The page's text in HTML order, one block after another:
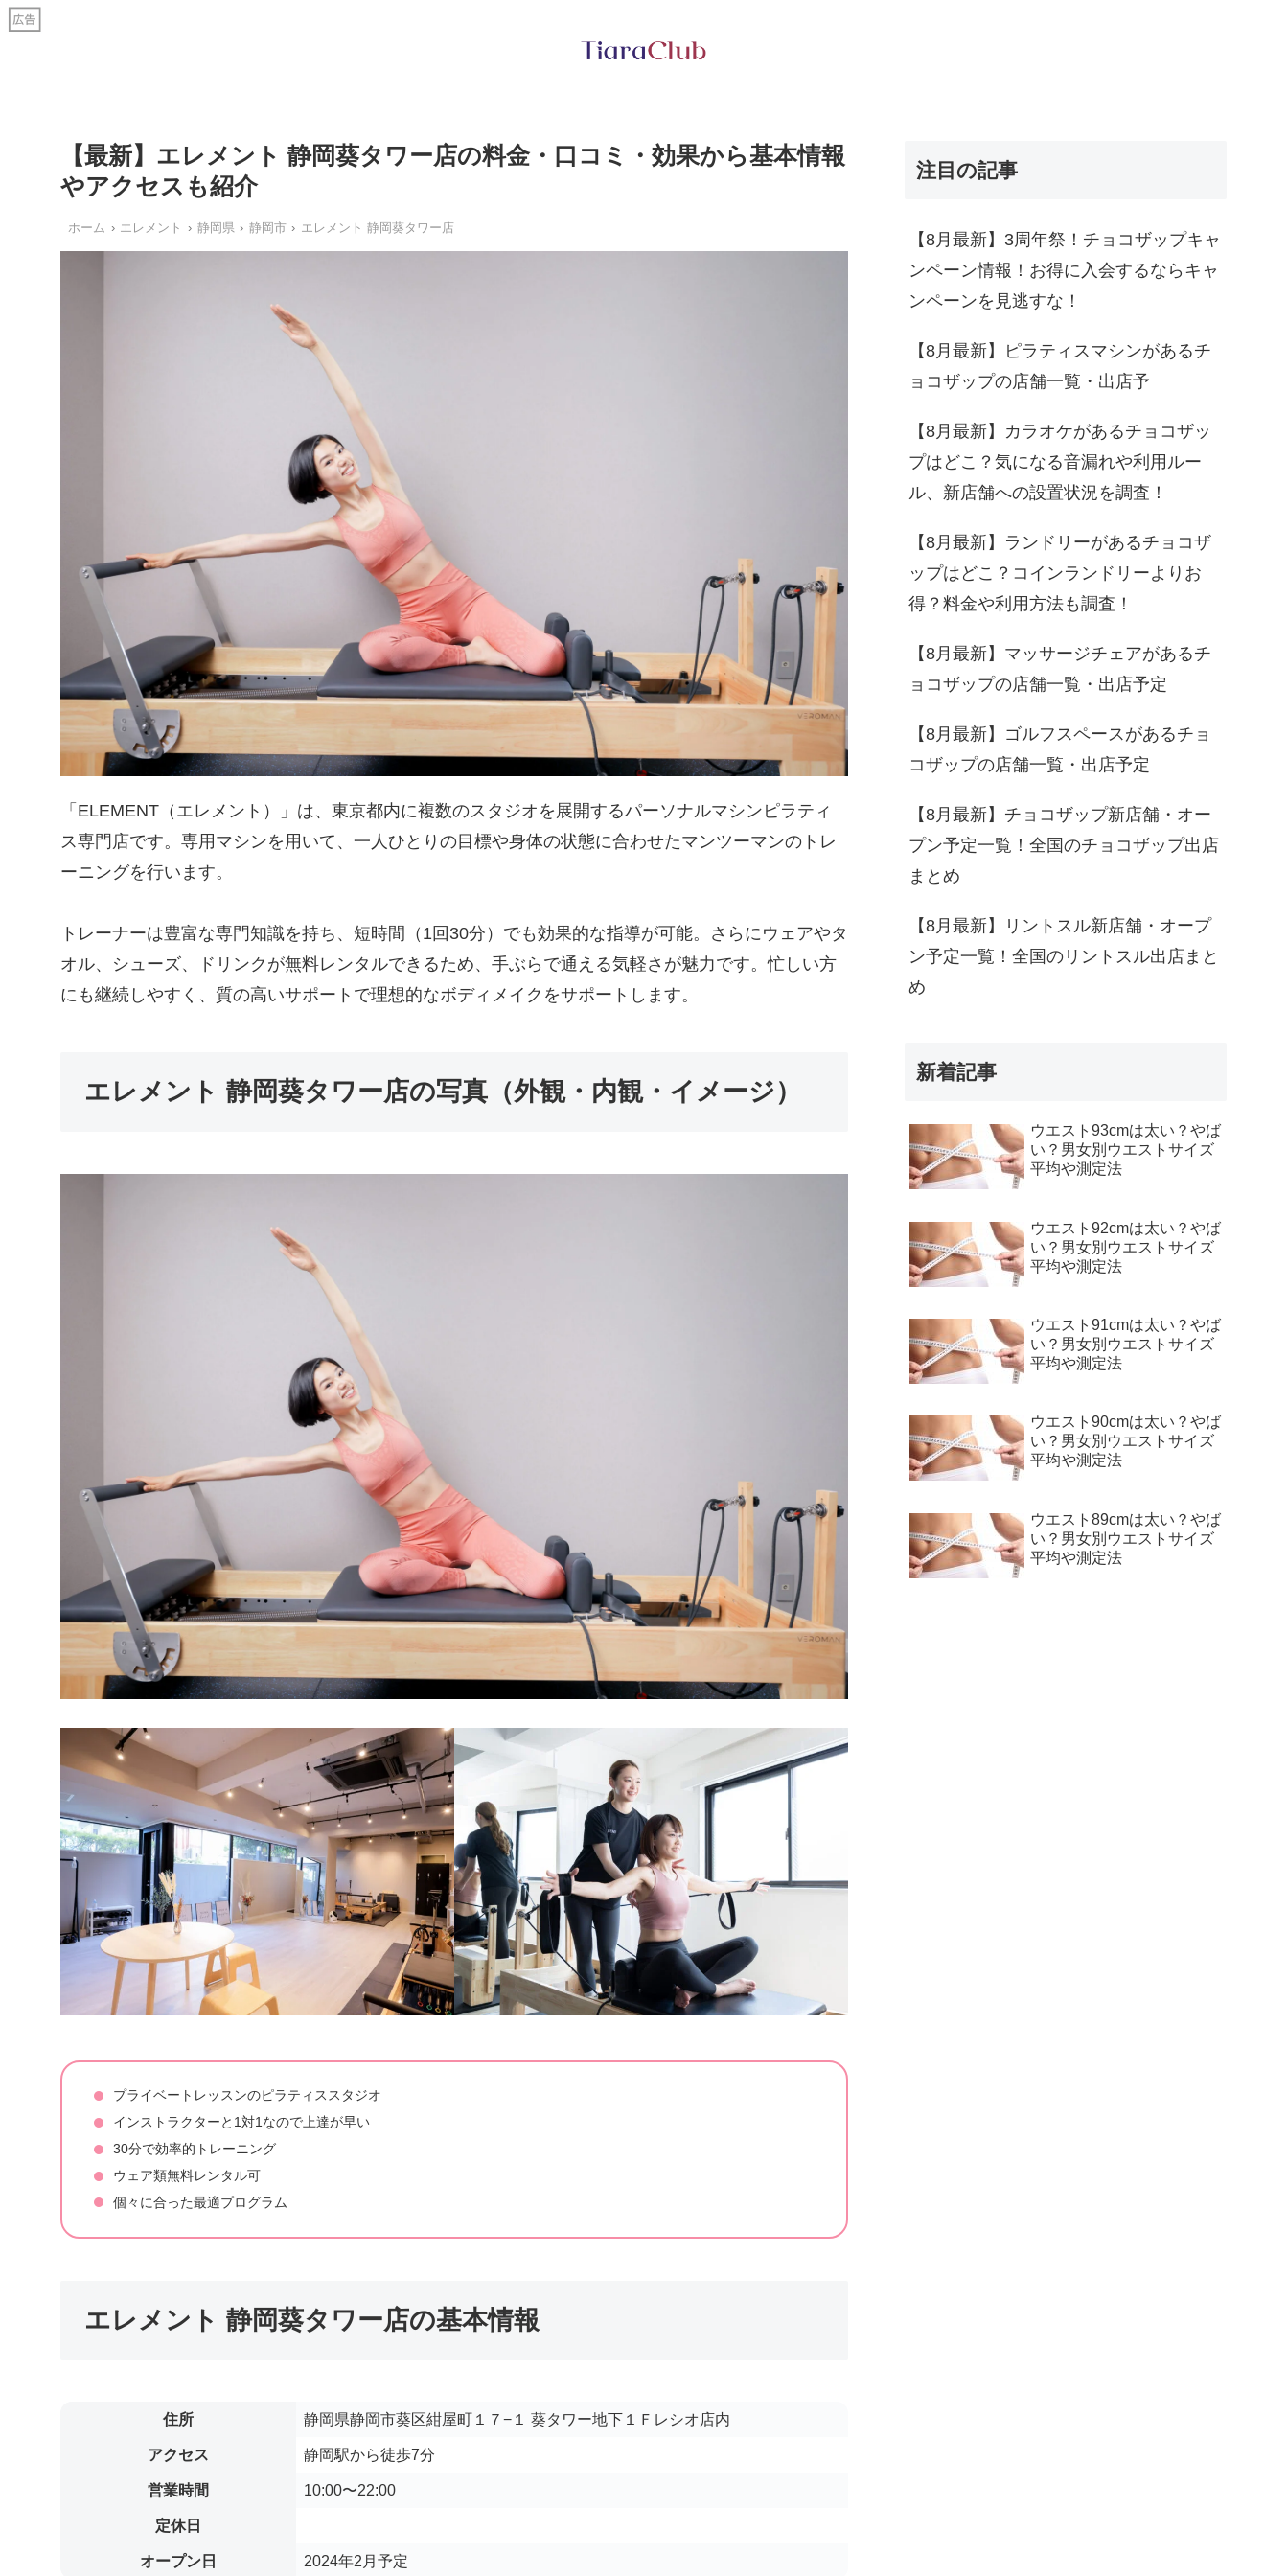
【最新】エレメント 静岡葵タワー店の料金・口コミ・効果から基本情報
やアクセスも紹介
ホーム エレメント 静岡県 静岡市 エレメント 静岡葵タワー店
「ELEMENT（エレメント）」は、東京都内に複数のスタジオを展開するパーソナルマシンピラティ
ス専門店です。専用マシンを用いて、一人ひとりの目標や身体の状態に合わせたマンツーマンのトレ
ーニングを行います。
トレーナーは豊富な専門知識を持ち、短時間（1回30分）でも効果的な指導が可能。さらにウェアやタ
オル、シューズ、ドリンクが無料レンタルできるため、手ぶらで通える気軽さが魅力です。忙しい方
にも継続しやすく、質の高いサポートで理想的なボディメイクをサポートします。
エレメント 静岡葵タワー店の写真（外観・内観・イメージ）
プライベートレッスンのピラティススタジオ
インストラクターと1対1なので上達が早い
30分で効率的トレーニング
ウェア類無料レンタル可
個々に合った最適プログラム
エレメント 静岡葵タワー店の基本情報
住所 静岡県静岡市葵区紺屋町１７−１ 葵タワー地下１Ｆレシオ店内
アクセス 静岡駅から徒歩7分
営業時間 10:00〜22:00
定休日
オープン日 2024年2月予定
注目の記事
【8月最新】3周年祭！チョコザップキャ
ンペーン情報！お得に入会するならキャ
ンペーンを見逃すな！
【8月最新】ピラティスマシンがあるチ
ョコザップの店舗一覧・出店予
【8月最新】カラオケがあるチョコザッ
プはどこ？気になる音漏れや利用ルー
ル、新店舗への設置状況を調査！
【8月最新】ランドリーがあるチョコザ
ップはどこ？コインランドリーよりお
得？料金や利用方法も調査！
【8月最新】マッサージチェアがあるチ
ョコザップの店舗一覧・出店予定
【8月最新】ゴルフスペースがあるチョ
コザップの店舗一覧・出店予定
【8月最新】チョコザップ新店舗・オー
プン予定一覧！全国のチョコザップ出店
まとめ
【8月最新】リントスル新店舗・オープ
ン予定一覧！全国のリントスル出店まと
め
新着記事
ウエスト93cmは太い？やば
い？男女別ウエストサイズ
平均や測定法
ウエスト92cmは太い？やば
い？男女別ウエストサイズ
平均や測定法
ウエスト91cmは太い？やば
い？男女別ウエストサイズ
平均や測定法
ウエスト90cmは太い？やば
い？男女別ウエストサイズ
平均や測定法
ウエスト89cmは太い？やば
い？男女別ウエストサイズ
平均や測定法